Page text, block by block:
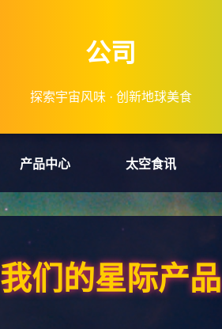
公司
探索宇宙风味 · 创新地球美食
产品中心 太空食讯
我们的星际产品